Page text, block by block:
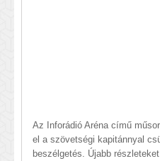
Az Inforádió Aréna című
el a szövetségi kapitánnyal
beszélgetés. Újabb